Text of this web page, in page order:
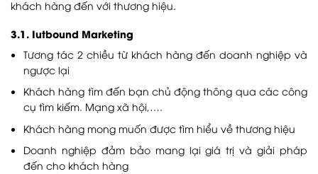
khách hàng đến với thương hiệu.
3.1. Iutbound Marketing
Tương tác 2 chiều từ khách hàng đến doanh nghiệp và
ngược lại
Khách hàng tìm đến bạn chủ động thông qua các công
cụ tìm kiếm. Mạng xã hội,….
Khách hàng mong muốn được tìm hiểu về thương hiệu
Doanh nghiệp đảm bảo mang lại giá trị và giải pháp
đến cho khách hàng